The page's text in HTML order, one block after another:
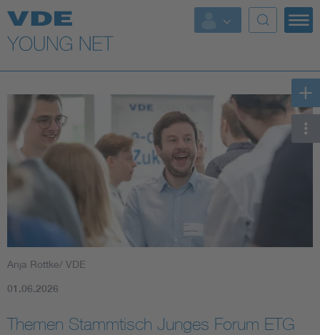
Top Themen
Fokusthemen
Energy
AI & Digital Trust
Health
Anja Rottke/ VDE
01.06.2026
Themen Stammtisch Junges Forum ETG